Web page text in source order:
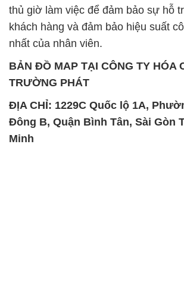
thủ giờ làm việc để đảm bảo sự hỗ
khách hàng và đảm bảo hiệu suất
nhất của nhân viên.
BẢN ĐỒ MAP TẠI CÔNG TY HÓA
TRƯỜNG PHÁT
ĐỊA CHỈ: 1229C Quốc lộ 1A,
Đông B, Quận Bình Tân, Sài Gòn
Minh